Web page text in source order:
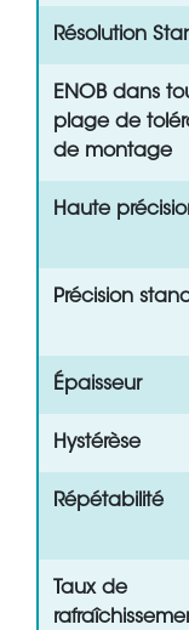
Résolution
ENOB dans
plage de
de montage
Haute
Précision
Épaisseur
Hystérèse
Répétabilité
Taux de